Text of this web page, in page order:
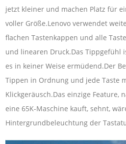
jetzt kleiner und machen Platz für
voller Größe.Lenovo verwendet
flachen Tastenkappen und alle
und linearen Druck.Das Tippgefühl
es in keiner Weise ermüdend.Der
Tippen in Ordnung und jede Taste
Klickgeräusch.Das einzige Feature,
eine 65K-Maschine kauft, sehnt,
Hintergrundbeleuchtung der